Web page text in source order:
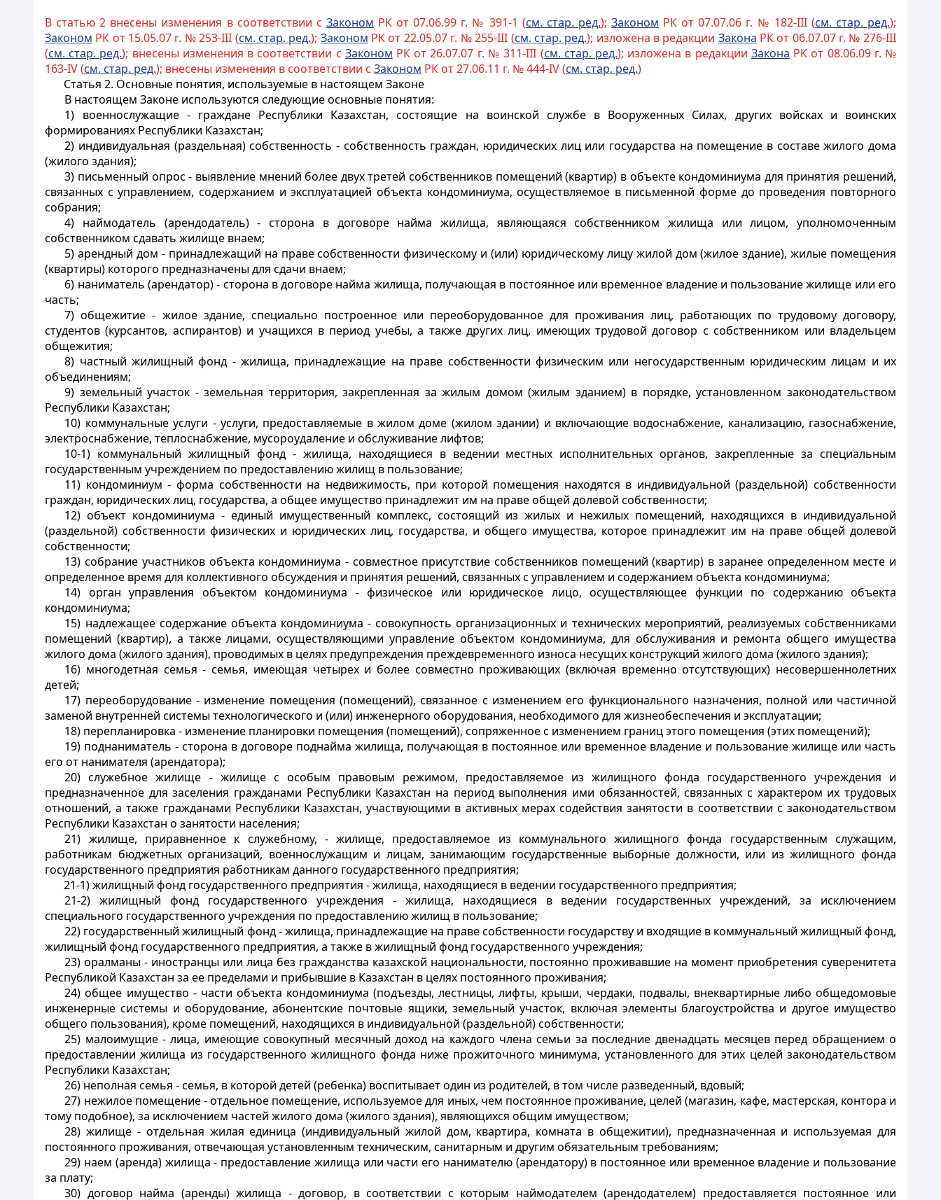
В статью 2 внесены изменения в соответствии с Законом РК от 07.06.99 г. № 391-1 (см. стар. ред.); Законом РК от 07.07.06 г. № 182-III (см. стар. ред.);
Законом РК от 15.05.07 г. № 253-III (см. стар. ред.); Законом РК от 22.05.07 г. № 255-III (см. стар. ред.); изложена в редакции Закона РК от 06.07.07 г. № 276-III
(см. стар. ред.); внесены изменения в соответствии с Законом РК от 26.07.07 г. № 311-III (см. стар. ред.); изложена в редакции Закона РК от 08.06.09 г. №
163-IV (см. стар. ред.); внесены изменения в соответствии с Законом РК от 27.06.11 г. № 444-IV (см. стар. ред.)
Статья 2. Основные понятия, используемые в настоящем Законе
В настоящем Законе используются следующие основные понятия:
1) военнослужащие - граждане Республики Казахстан, состоящие на воинской службе в Вооруженных Силах, других войсках и воинских
формированиях Республики Казахстан;
2) индивидуальная (раздельная) собственность - собственность граждан, юридических лиц или государства на помещение в составе жилого дома
(жилого здания);
3) письменный опрос - выявление мнений более двух третей собственников помещений (квартир) в объекте кондоминиума для принятия решений,
связанных с управлением, содержанием и эксплуатацией объекта кондоминиума, осуществляемое в письменной форме до проведения повторного
собрания;
4) наймодатель (арендодатель) - сторона в договоре найма жилища, являющаяся собственником жилища или лицом, уполномоченным
собственником сдавать жилище внаем;
5) арендный дом - принадлежащий на праве собственности физическому и (или) юридическому лицу жилой дом (жилое здание), жилые помещения
(квартиры) которого предназначены для сдачи внаем;
6) наниматель (арендатор) - сторона в договоре найма жилища, получающая в постоянное или временное владение и пользование жилище или его
часть;
7) общежитие - жилое здание, специально построенное или переоборудованное для проживания лиц, работающих по трудовому договору,
студентов (курсантов, аспирантов) и учащихся в период учебы, а также других лиц, имеющих трудовой договор с собственником или владельцем
общежития;
8) частный жилищный фонд - жилища, принадлежащие на праве собственности физическим или негосударственным юридическим лицам и их
объединениям;
9) земельный участок - земельная территория, закрепленная за жилым домом (жилым зданием) в порядке, установленном законодательством
Республики Казахстан;
10) коммунальные услуги - услуги, предоставляемые в жилом доме (жилом здании) и включающие водоснабжение, канализацию, газоснабжение,
электроснабжение, теплоснабжение, мусороудаление и обслуживание лифтов;
10-1) коммунальный жилищный фонд - жилища, находящиеся в ведении местных исполнительных органов, закрепленные за специальным
государственным учреждением по предоставлению жилищ в пользование;
11) кондоминиум - форма собственности на недвижимость, при которой помещения находятся в индивидуальной (раздельной) собственности
граждан, юридических лиц, государства, а общее имущество принадлежит им на праве общей долевой собственности;
12) объект кондоминиума - единый имущественный комплекс, состоящий из жилых и нежилых помещений, находящихся в индивидуальной
(раздельной) собственности физических и юридических лиц, государства, и общего имущества, которое принадлежит им на праве общей долевой
собственности;
13) собрание участников объекта кондоминиума - совместное присутствие собственников помещений (квартир) в заранее определенном месте и
определенное время для коллективного обсуждения и принятия решений, связанных с управлением и содержанием объекта кондоминиума;
14) орган управления объектом кондоминиума - физическое или юридическое лицо, осуществляющее функции по содержанию объекта
кондоминиума;
15) надлежащее содержание объекта кондоминиума - совокупность организационных и технических мероприятий, реализуемых собственниками
помещений (квартир), а также лицами, осуществляющими управление объектом кондоминиума, для обслуживания и ремонта общего имущества
жилого дома (жилого здания), проводимых в целях предупреждения преждевременного износа несущих конструкций жилого дома (жилого здания);
16) многодетная семья - семья, имеющая четырех и более совместно проживающих (включая временно отсутствующих) несовершеннолетних
детей;
17) переоборудование - изменение помещения (помещений), связанное с изменением его функционального назначения, полной или частичной
заменой внутренней системы технологического и (или) инженерного оборудования, необходимого для жизнеобеспечения и эксплуатации;
18) перепланировка - изменение планировки помещения (помещений), сопряженное с изменением границ этого помещения (этих помещений);
19) поднаниматель - сторона в договоре поднайма жилища, получающая в постоянное или временное владение и пользование жилище или часть
его от нанимателя (арендатора);
20)служебное жилище - жилище с особым правовым режимом, предоставляемое из жилищного фонда государственного учреждения и
предназначенное для заселения гражданами Республики Казахстан на период выполнения ими обязанностей, связанных с характером их трудовых
отношений, а также гражданами Республики Казахстан, участвующими в активных мерах содействия занятости в соответствии с законодательством
Республики Казахстан о занятости населения;
21) жилище, приравненное к служебному, - жилище, предоставляемое из коммунального жилищного фонда государственным служащим,
работникам бюджетных организаций, военнослужащим и лицам, занимающим государственные выборные должности, или из жилищного фонда
государственного предприятия работникам данного государственного предприятия;
21-1) жилищный фонд государственного предприятия - жилища, находящиеся в ведении государственного предприятия;
21-2) жилищный фонд государственного учреждения - жилища, находящиеся в ведении государственных учреждений, за исключением
специального государственного учреждения по предоставлению жилищ в пользование;
22) государственный жилищный фонд - жилища, принадлежащие на праве собственности государству и входящие в коммунальный жилищный фонд,
жилищный фонд государственного предприятия, а также в жилищный фонд государственного учреждения;
23) оралманы - иностранцы или лица без гражданства казахской национальности, постоянно проживавшие на момент приобретения суверенитета
Республикой Казахстан за ее пределами и прибывшие в Казахстан в целях постоянного проживания;
24) общее имущество - части объекта кондоминиума (подъезды, лестницы, лифты, крыши, чердаки, подвалы, внеквартирные либо общедомовые
инженерные системы и оборудование, абонентские почтовые ящики, земельный участок, включая элементы благоустройства и другое имущество
общего пользования), кроме помещений, находящихся в индивидуальной (раздельной) собственности;
25) малоимущие - лица, имеющие совокупный месячный доход на каждого члена семьи за последние двенадцать месяцев перед обращением о
предоставлении жилища из государственного жилищного фонда ниже прожиточного минимума, установленного для этих целей законодательством
Республики Казахстан;
26) неполная семья - семья, в которой детей (ребенка) воспитывает один из родителей, в том числе разведенный, вдовый;
27) нежилое помещение - отдельное помещение, используемое для иных, чем постоянное проживание, целей (магазин, кафе, мастерская, контора и
тому подобное), за исключением частей жилого дома (жилого здания), являющихся общим имуществом;
28) жилище - отдельная жилая единица (индивидуальный жилой дом, квартира, комната в общежитии), предназначенная и используемая для
постоянного проживания, отвечающая установленным техническим, санитарным и другим обязательным требованиям;
29) наем (аренда) жилища - предоставление жилища или части его нанимателю (арендатору) в постоянное или временное владение и пользование
за плату;
30) договор найма (аренды) жилища - договор, в соответствии с которым наймодателем (арендодателем) предоставляется постоянное или